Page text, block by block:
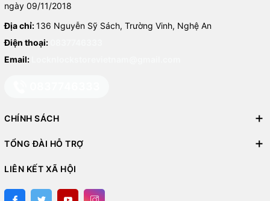
ngày 09/11/2018
Địa chỉ:136 Nguyễn Sỹ Sách, Trường Vinh, Nghệ An
Điện thoại:
Email:
CHÍNH SÁCH
TỔNG ĐÀI HỖ TRỢ
LIÊN KẾT XÃ HỘI